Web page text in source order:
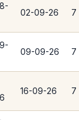
02-09-26 7
09-09-26 7
16-09-26 7